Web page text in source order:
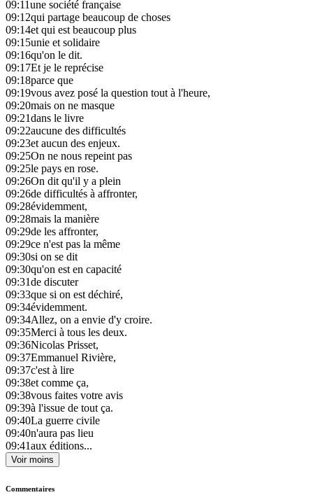
09:11une société française
09:12qui partage beaucoup de choses
09:14et qui est beaucoup plus
09:15unie et solidaire
09:16qu'on le dit.
09:17Et je le reprécise
09:18parce que
09:19vous avez posé la question tout à l'heure,
09:20mais on ne masque
09:21dans le livre
09:22aucune des difficultés
09:23et aucun des enjeux.
09:25On ne nous repeint pas
09:25le pays en rose.
09:26On dit qu'il y a plein
09:26de difficultés à affronter,
09:28évidemment,
09:28mais la manière
09:29de les affronter,
09:29ce n'est pas la même
09:30si on se dit
09:30qu'on est en capacité
09:31de discuter
09:33que si on est déchiré,
09:34évidemment.
09:34Allez, on a envie d'y croire.
09:35Merci à tous les deux.
09:36Nicolas Prisset,
09:37Emmanuel Rivière,
09:37c'est à lire
09:38et comme ça,
09:38vous faites votre avis
09:39à l'issue de tout ça.
09:40La guerre civile
09:40n'aura pas lieu
09:41aux éditions...
Voir moins
Commentaires